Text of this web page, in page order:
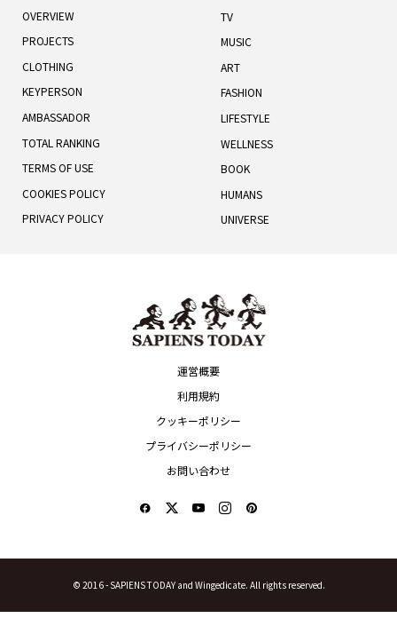
OVERVIEW
PROJECTS
CLOTHING
KEYPERSON
AMBASSADOR
TOTAL RANKING
TERMS OF USE
COOKIES POLICY
PRIVACY POLICY
TV
MUSIC
ART
FASHION
LIFESTYLE
WELLNESS
BOOK
HUMANS
UNIVERSE
運営概要
利用規約
クッキーポリシー
プライバシーポリシー
お問い合わせ
© 2016 -SAPIENS TODAY and Wingedicate. All rights reserved.